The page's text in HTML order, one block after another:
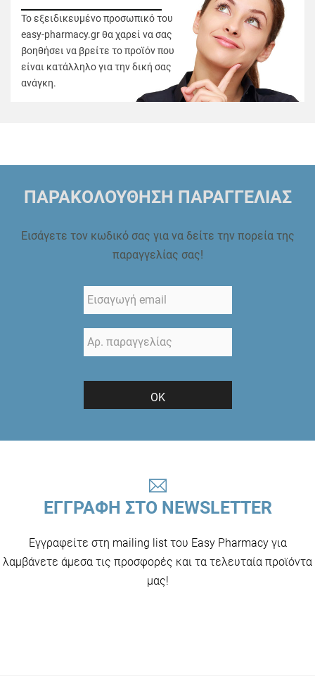
Το εξειδικευμένο προσωπικό του
easy-pharmacy.gr θα χαρεί να σας
βοηθήσει να βρείτε το προϊόν που
είναι κατάλληλο για την δική σας
ανάγκη.
ΠΑΡΑΚΟΛΟΥΘΗΣΗ ΠΑΡΑΓΓΕΛΙΑΣ
Εισάγετε τον κωδικό σας για να δείτε την πορεία της
παραγγελίας σας!
ΟΚ
ΕΓΓΡΑΦΗ ΣΤΟ NEWSLETTER
Εγγραφείτε στη mailing list του Easy Pharmacy για
λαμβάνετε άμεσα τις προσφορές και τα τελευταία προϊόντα
μας!